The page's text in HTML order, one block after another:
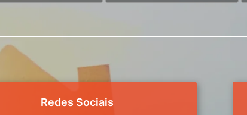
Redes Sociais